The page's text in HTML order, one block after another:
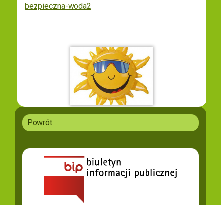
bezpieczna-woda2
Powrót